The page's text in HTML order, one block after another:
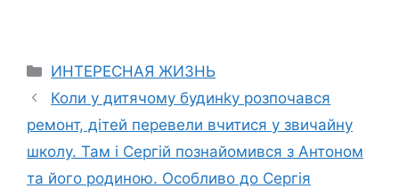
Categories
ИНТЕРЕСНАЯ ЖИЗНЬ
Коли у дитячому будинkу розпочався
ремонт, дітей перевели вчитися у звичайну
школу. Там і Сергій познайомився з Антоном
та його родиною. Особливо до Сергія